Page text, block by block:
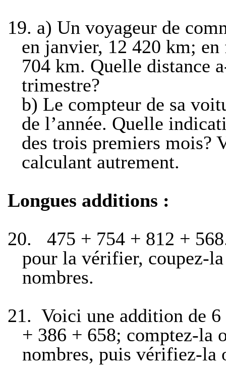
19. a) Un voyageur de
en janvier, 12 420 km;
704 km. Quelle distance
trimestre?
b) Le compteur de sa
de l’année. Quelle
des trois premiers mois?
calculant autrement.
Longues additions :
20.
475 + 754 + 812 +
pour la vérifier, coupez-
nombres.
21. Voici une addition de
+ 386 + 658; comptez-la
nombres, puis vérifiez-la